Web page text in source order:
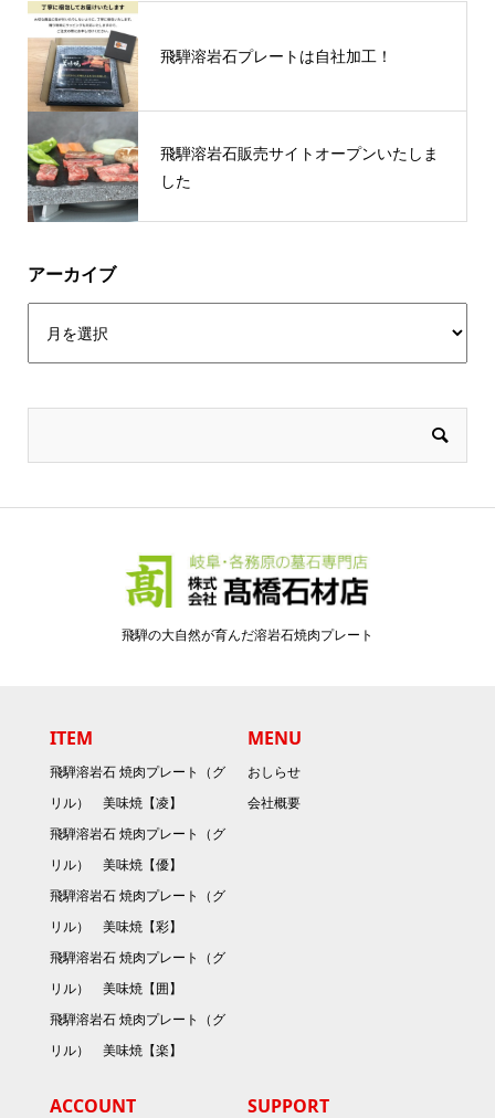
飛騨溶岩石プレートは自社加工！
飛騨溶岩石販売サイトオープンいたしま
した
アーカイブ
飛騨の大自然が育んだ溶岩石焼肉プレート
ITEM
飛騨溶岩石 焼肉プレート（グ
リル） 美味焼【凌】
飛騨溶岩石 焼肉プレート（グ
リル） 美味焼【優】
飛騨溶岩石 焼肉プレート（グ
リル） 美味焼【彩】
飛騨溶岩石 焼肉プレート（グ
リル） 美味焼【囲】
飛騨溶岩石 焼肉プレート（グ
リル） 美味焼【楽】
MENU
おしらせ
会社概要
ACCOUNT SUPPORT